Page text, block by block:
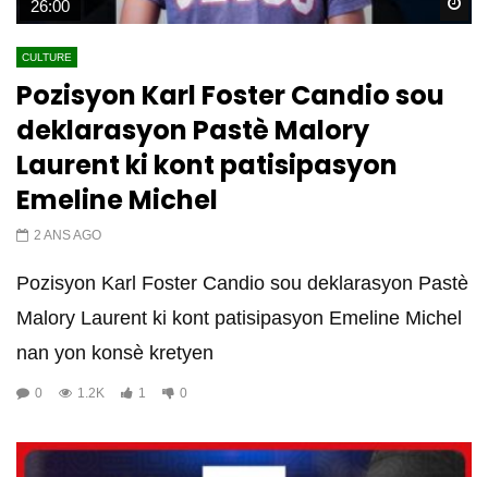
26:00
CULTURE
Pozisyon Karl Foster Candio sou
deklarasyon Pastè Malory
Laurent ki kont patisipasyon
Emeline Michel
2 ANS AGO
Pozisyon Karl Foster Candio sou deklarasyon Pastè
Malory Laurent ki kont patisipasyon Emeline Michel
nan yon konsè kretyen
0 1.2K 1 0